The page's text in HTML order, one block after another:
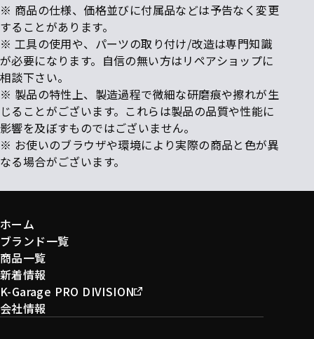
※ 商品の仕様、価格並びに付属品などは予告なく変更
することがあります。
※ 工具の使用や、パーツの取り付け/改造は専門知識
が必要になります。自信の無い方はリペアショップに
相談下さい。
※ 製品の特性上、製造過程で微細な研磨痕や擦れが生
じることがございます。これらは製品の品質や性能に
影響を及ぼすものではございません。
※ お使いのブラウザや環境により実際の商品と色が異
なる場合がございます。
ホーム
ブランド一覧
商品一覧
新着情報
K-Garage PRO DIVISION
会社情報